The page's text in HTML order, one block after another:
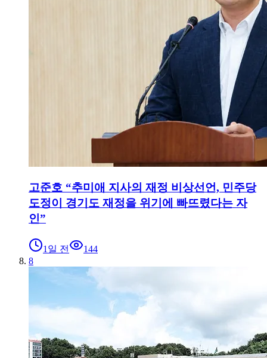
고준호 “추미애 지사의 재정 비상선언, 민주당
도정이 경기도 재정을 위기에 빠뜨렸다는 자
인”
1일 전
144
8